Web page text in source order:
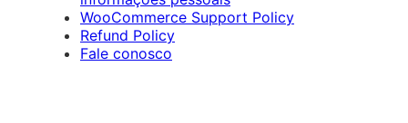
WooCommerce Support Policy
Refund Policy
Fale conosco